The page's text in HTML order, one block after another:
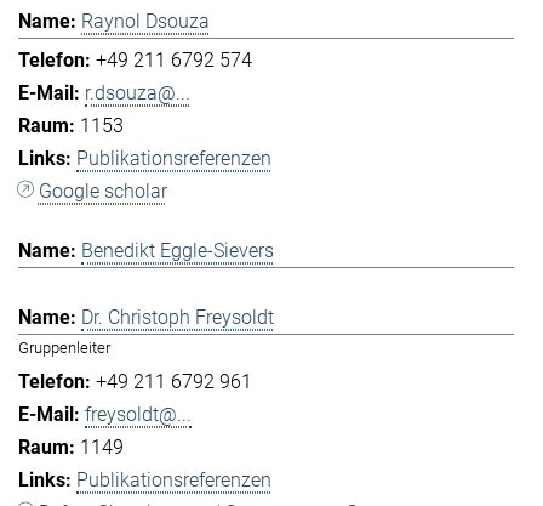
Raynol Dsouza
+49 211 6792 574
r.dsouza@...
1153
Publikationsreferenzen
Google scholar
Benedikt Eggle-Sievers
Dr. Christoph Freysoldt
Gruppenleiter
+49 211 6792 961
freysoldt@...
1149
Publikationsreferenzen